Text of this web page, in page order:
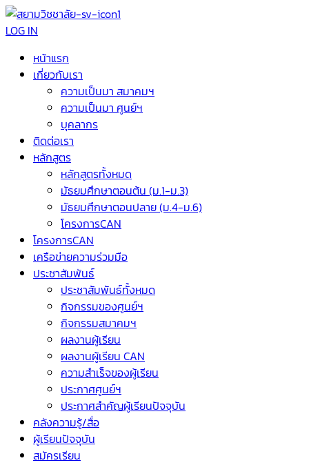
LOG IN
หน้าแรก
เกี่ยวกับเรา
ความเป็นมา สมาคมฯ
ความเป็นมา ศูนย์ฯ
บุคลากร
ติดต่อเรา
หลักสูตร
หลักสูตรทั้งหมด
มัธยมศึกษาตอนต้น (ม.1-ม.3)
มัธยมศึกษาตอนปลาย (ม.4-ม.6)
โครงการCAN
โครงการCAN
เครือข่ายความร่วมมือ
ประชาสัมพันธ์
ประชาสัมพันธ์ทั้งหมด
กิจกรรมของศูนย์ฯ
กิจกรรมสมาคมฯ
ผลงานผู้เรียน
ผลงานผู้เรียน CAN
ความสำเร็จของผู้เรียน
ประกาศศูนย์ฯ
ประกาศสำคัญผู้เรียนปัจจุบัน
คลังความรู้/สื่อ
ผู้เรียนปัจจุบัน
สมัครเรียน